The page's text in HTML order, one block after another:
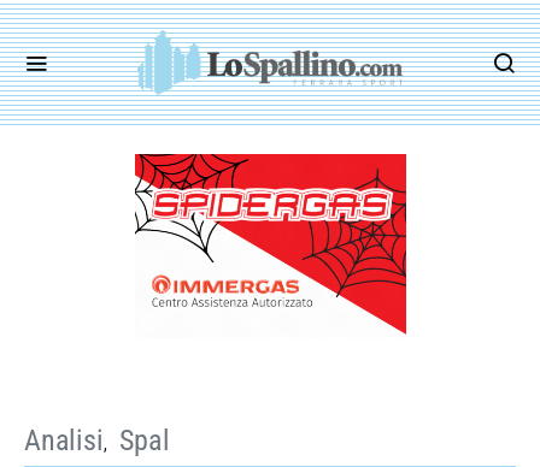
Analisi Spal